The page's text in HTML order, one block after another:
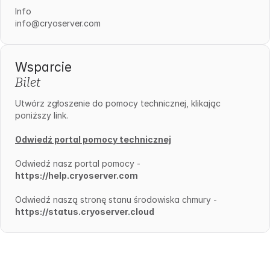
Info
info@cryoserver.com
Wsparcie
Bilet
Utwórz zgłoszenie do pomocy technicznej, klikając
poniższy link.
Odwiedź portal pomocy technicznej
Odwiedź nasz portal pomocy -
https://help.cryoserver.com
Odwiedź naszą stronę stanu środowiska chmury -
https://status.cryoserver.cloud